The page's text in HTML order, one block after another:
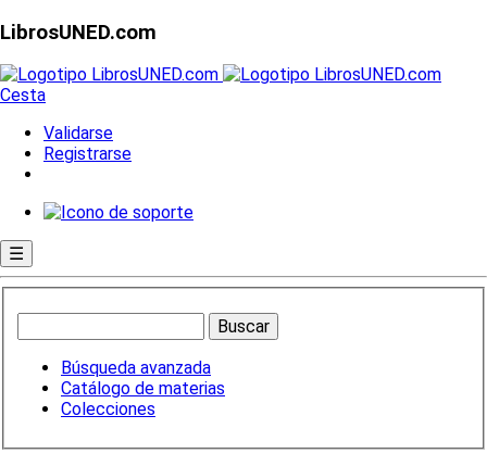
LibrosUNED.com
Cesta
Validarse
Registrarse
☰
Búsqueda avanzada
Catálogo de materias
Colecciones